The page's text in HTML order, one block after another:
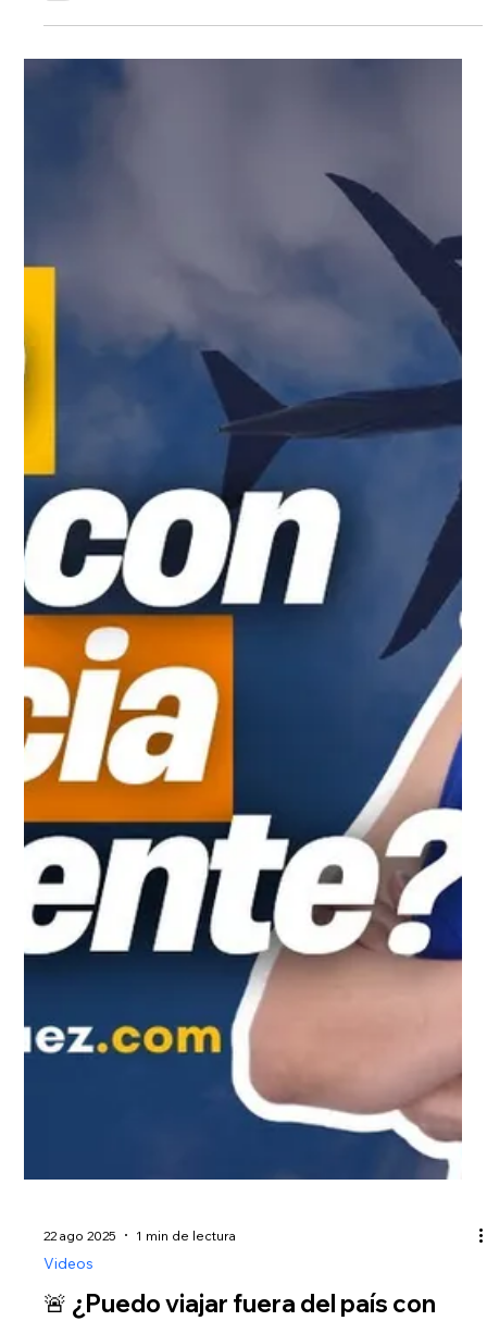
22 ago 2025 1 min de lectura
La Corte Suprema ha emitido un fallo que limita a los jueces
federales. Este fallo podría tener un impacto en futuras
disputas sobre la ciudadania por nacimiento. El tribunal no…